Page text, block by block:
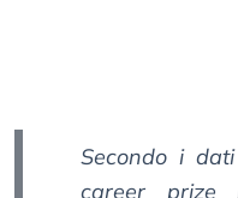
Secondo i
career prize